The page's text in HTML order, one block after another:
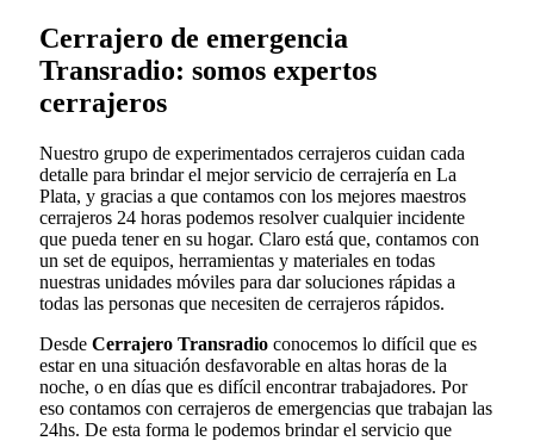
Cerrajero de emergencia
Transradio: somos expertos
cerrajeros
Nuestro grupo de experimentados cerrajeros cuidan cada
detalle para brindar el mejor servicio de cerrajería en La
Plata, y gracias a que contamos con los mejores maestros
cerrajeros 24 horas podemos resolver cualquier incidente
que pueda tener en su hogar. Claro está que, contamos con
un set de equipos, herramientas y materiales en todas
nuestras unidades móviles para dar soluciones rápidas a
todas las personas que necesiten de cerrajeros rápidos.
Desde Cerrajero Transradio conocemos lo difícil que es
estar en una situación desfavorable en altas horas de la
noche, o en días que es difícil encontrar trabajadores. Por
eso contamos con cerrajeros de emergencias que trabajan las
24hs. De esta forma le podemos brindar el servicio que